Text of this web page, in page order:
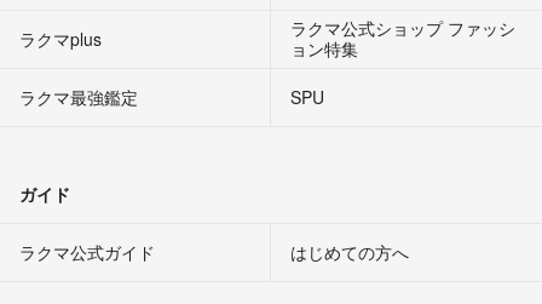
ラクマplus
ラクマ公式ショップ ファッシ
ョン特集
ラクマ最強鑑定
SPU
ガイド
ラクマ公式ガイド はじめての方へ